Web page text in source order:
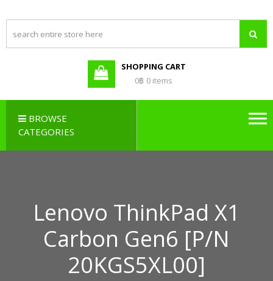
PBX LAO, IP-
PBX LAO,
PABX LAO,
NETWORK
SHOPPING CART
0฿ 0 items
BROWSE
CATEGORIES
Lenovo ThinkPad X1
Carbon Gen6 [P/N
20KGS5XL00]